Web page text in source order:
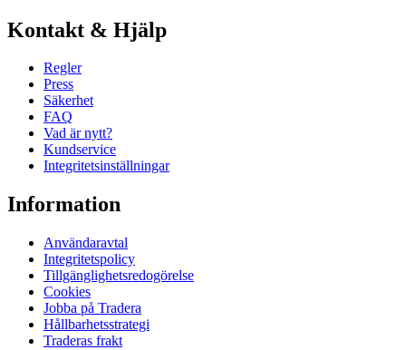
Kontakt & Hjälp
Regler
Press
Säkerhet
FAQ
Vad är nytt?
Kundservice
Integritetsinställningar
Information
Användaravtal
Integritetspolicy
Tillgänglighetsredogörelse
Cookies
Jobba på Tradera
Hållbarhetsstrategi
Traderas frakt